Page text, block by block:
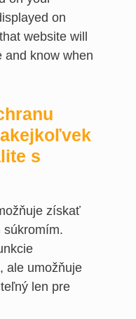
on
website will
and know when
s
získať
súkromím.
ale umožňuje
len pre